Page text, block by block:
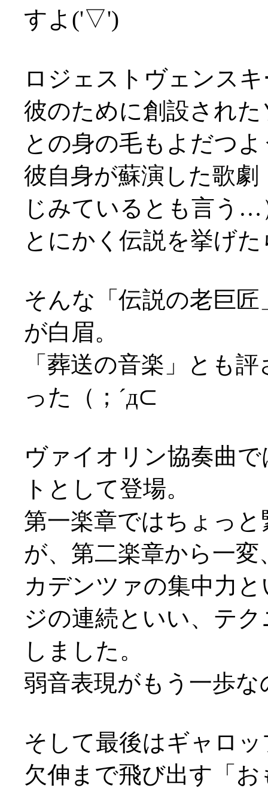
すよ('▽')
ロジェストヴェンス
彼のために創設され
との身の毛もよだつ
彼自身が蘇演した歌
じみているとも言う…
とにかく伝説を挙げ
そんな「伝説の老巨
が白眉。
「葬送の音楽」とも
った（；´д⊂
ヴァイオリン協奏曲
トとして登場。
第一楽章ではちょっ
が、第二楽章から一変
カデンツァの集中力
ジの連続といい、テ
しました。
弱音表現がもう一歩
そして最後はギャロ
欠伸まで飛び出す「